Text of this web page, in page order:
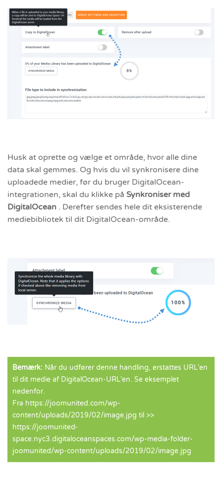
Husk at oprette og vælge et område, hvor alle dine
data skal gemmes. Og hvis du vil synkronisere dine
uploadede medier, før du bruger DigitalOcean-
integrationen, skal du klikke på Synkroniser med
DigitalOcean . Derefter sendes hele dit eksisterende
mediebibliotek til dit DigitalOcean-område.
Bemærk: Når du udfører denne handling, erstattes URL'en
til dit medie af DigitalOcean-URL'en. Se eksemplet
nedenfor.
Fra https://joomunited.com/wp-
content/uploads/2019/02/image.jpg til >>
https://joomunited-
space.nyc3.digitaloceanspaces.com/wp-media-folder-
joomunited/wp-content/uploads/2019/02/image.jpg